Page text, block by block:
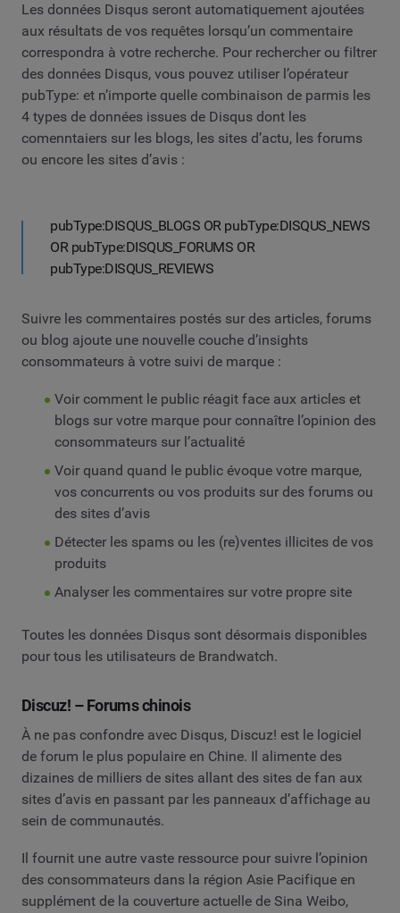
Les données Disqus seront automatiquement ajoutées
aux résultats de vos requêtes lorsqu’un commentaire
correspondra à votre recherche. Pour rechercher ou filtrer
des données Disqus, vous pouvez utiliser l’opérateur
pubType: et n’importe quelle combinaison de parmis les
4 types de données issues de Disqus dont les
comenntaiers sur les blogs, les sites d’actu, les forums
ou encore les sites d’avis :
pubType:DISQUS_BLOGS OR pubType:DISQUS_NEWS
OR pubType:DISQUS_FORUMS OR
pubType:DISQUS_REVIEWS
Suivre les commentaires postés sur des articles, forums
ou blog ajoute une nouvelle couche d’insights
consommateurs à votre suivi de marque :
Voir comment le public réagit face aux articles et
blogs sur votre marque pour connaître l’opinion des
consommateurs sur l’actualité
Voir quand quand le public évoque votre marque,
vos concurrents ou vos produits sur des forums ou
des sites d’avis
Détecter les spams ou les (re)ventes illicites de vos
produits
Analyser les commentaires sur votre propre site
Toutes les données Disqus sont désormais disponibles
pour tous les utilisateurs de Brandwatch.
Discuz! – Forums chinois
À ne pas confondre avec Disqus, Discuz! est le logiciel
de forum le plus populaire en Chine. Il alimente des
dizaines de milliers de sites allant des sites de fan aux
sites d’avis en passant par les panneaux d’affichage au
sein de communautés.
Il fournit une autre vaste ressource pour suivre l’opinion
des consommateurs dans la région Asie Pacifique en
supplément de la couverture actuelle de Sina Weibo,